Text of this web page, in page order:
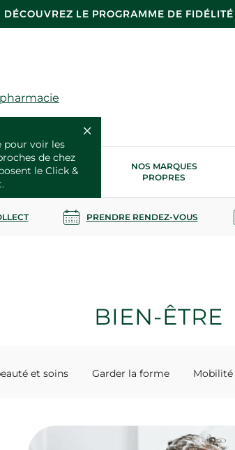
DÉCOUVREZ LE PROGRAMME DE
pour voir les
de chez
le Click &
SERVICES
SANTÉ
NOS MARQUES
PROPRES
PRENDRE RENDEZ-VOUS
BIEN-ÊTRE
et soins Garder la forme